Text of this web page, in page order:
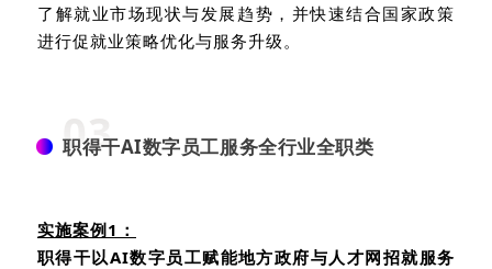
了解就业市场现状与发展趋势，并快速结合国家政策
进行促就业策略优化与服务升级。
03
职得干AI数字员工服务全行业全职类
实施案例1 ：
职得干以AI数字员工赋能地方政府与人才网招就服务